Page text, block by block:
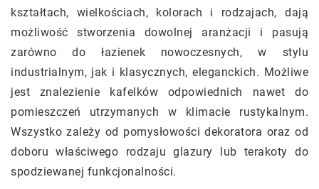
kształtach, wielkościach, kolorach i rodzajach, dają
możliwość stworzenia dowolnej aranżacji i pasują
zarówno do łazienek nowoczesnych, w stylu
industrialnym, jak i klasycznych, eleganckich. Możliwe
jest znalezienie kafelków odpowiednich nawet do
pomieszczeń utrzymanych w klimacie rustykalnym.
Wszystko zależy od pomysłowości dekoratora oraz od
doboru właściwego rodzaju glazury lub terakoty do
spodziewanej funkcjonalności.